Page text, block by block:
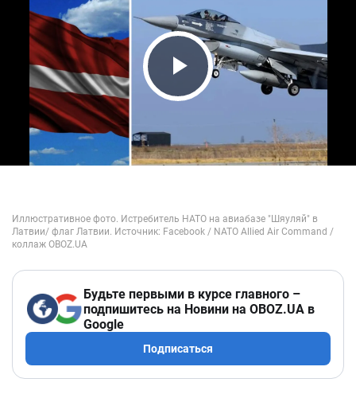
Play Video
Будьте первыми в курсе главного –
подпишитесь на Новини на OBOZ.UA в
Google
Подписаться